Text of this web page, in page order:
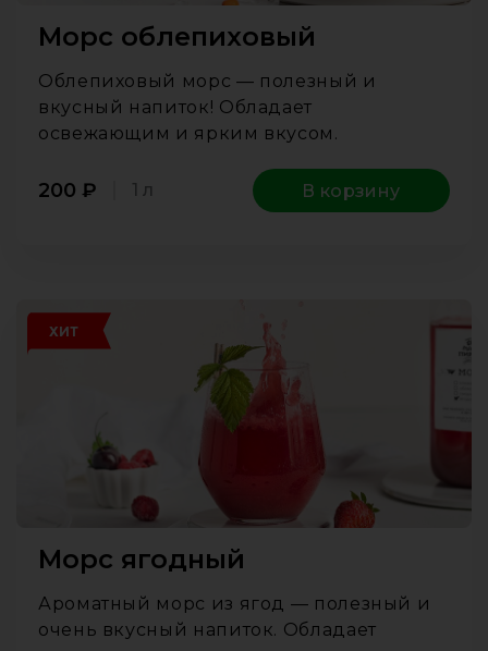
Морс облепиховый
Облепиховый морс — полезный и
вкусный напиток! Обладает
освежающим и ярким вкусом.
200 ₽ 1 л В корзину
ХИТ
Морс ягодный
Ароматный морс из ягод — полезный и
очень вкусный напиток. Обладает